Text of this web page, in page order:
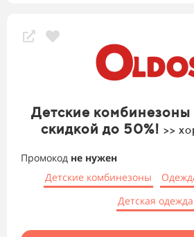
Детские комбинезоны
скидкой до 50%! >>
Промокод не нужен
Детские комбинезоны
Детская одежда